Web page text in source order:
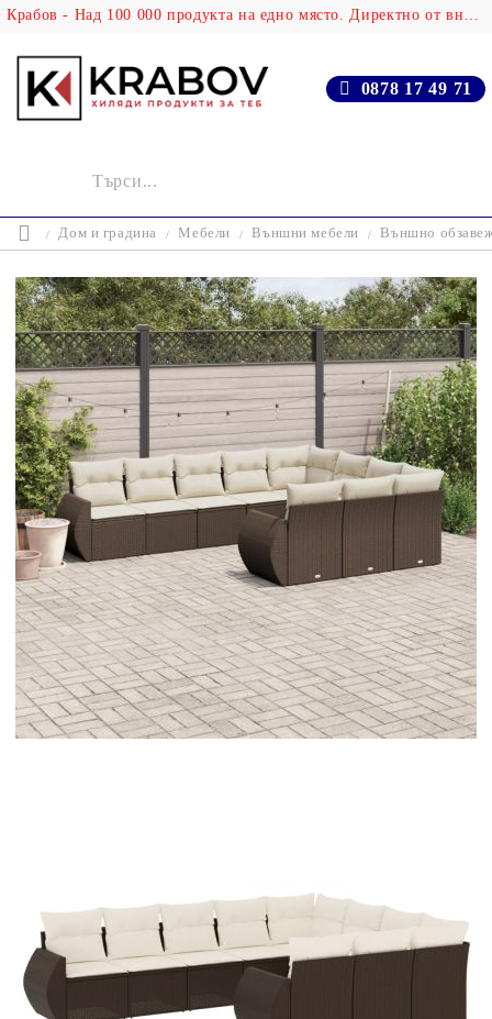
Крабов - Над 100 000 продукта на едно място. Директно от вносителя!
0878 17 49 71
Дом и градина Мебели Външни мебели Външно